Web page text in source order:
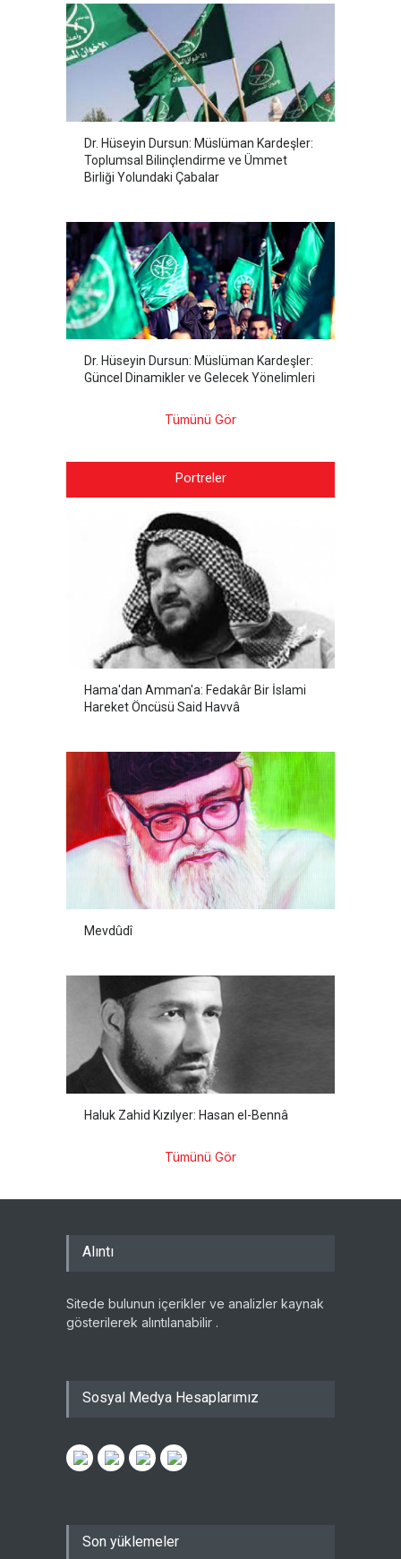
Dr. Hüseyin Dursun: Müslüman Kardeşler:
Toplumsal Bilinçlendirme ve Ümmet
Birliği Yolundaki Çabalar
Dr. Hüseyin Dursun: Müslüman Kardeşler:
Güncel Dinamikler ve Gelecek Yönelimleri
Tümünü Gör
Portreler
Hama'dan Amman'a: Fedakâr Bir İslami
Hareket Öncüsü Said Havvâ
Mevdûdî
Haluk Zahid Kızılyer: Hasan el-Bennâ
Tümünü Gör
Alıntı
Sitede bulunun içerikler ve analizler kaynak
gösterilerek alıntılanabilir .
Sosyal Medya Hesaplarımız
Son yüklemeler